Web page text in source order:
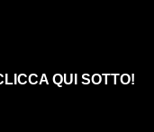
QUI SOTTO!